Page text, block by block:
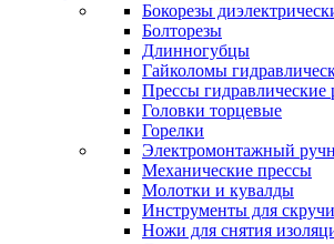
Бокорезы
Болторезы
Длинногубцы
Гайколомы
Прессы гидравлические
Головки торцевые
Горелки
Электромонтажный
Механические прессы
Молотки и кувалды
Инструменты для
Ножи для снятия